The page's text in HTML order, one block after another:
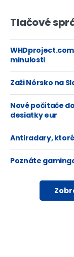
Tlačové
minulosti
Zaži Nórsko na
Nové počítače
desiatky eur
Antiradary,
Poznáte